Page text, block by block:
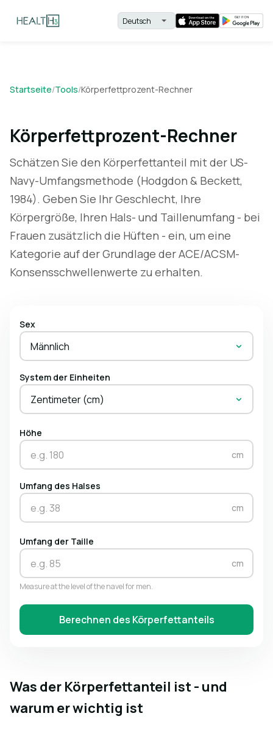
Startseite/Tools/Körperfettprozent-Rechner
Körperfettprozent-Rechner
Schätzen Sie den Körperfettanteil mit der US-
Navy-Umfangsmethode (Hodgdon & Beckett,
1984). Geben Sie Ihr Geschlecht, Ihre
Körpergröße, Ihren Hals- und Taillenumfang - bei
Frauen zusätzlich die Hüften - ein, um eine
Kategorie auf der Grundlage der ACE/ACSM-
Konsensschwellenwerte zu erhalten.
Sex
Männlich
System der Einheiten
Zentimeter (cm)
Höhe
cm
Umfang des Halses
cm
Umfang der Taille
cm
Measure at the level of the navel for men.
Berechnen des Körperfettanteils
Was der Körperfettanteil ist - und
warum er wichtig ist